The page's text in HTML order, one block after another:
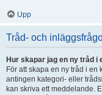
Upp
Tråd- och
Hur skapar jag en ny tråd i
För att skapa en ny tråd i
antingen kategori- eller
kan skriva ett meddelande.